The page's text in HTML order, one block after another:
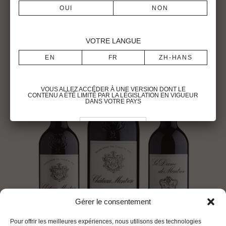
Gérer le consentement
Pour offrir les meilleures expériences, nous utilisons des technologies
VOTRE LANGUE
VOUS ALLEZ ACCÉDER À UNE VERSION DONT LE
CONTENU A ÉTÉ LIMITÉ PAR LA LÉGISLATION EN VIGUEUR
DANS VOTRE PAYS
Pour visiter le site du Château Montrose, vous devez être en âge légal de
consommer de l’alcool dans votre pays de résidence.
Vous reconnaissez avoir pris connaissance des conditions d’utilisation
du site et déclarez les accepter sans réserve.
in your country.